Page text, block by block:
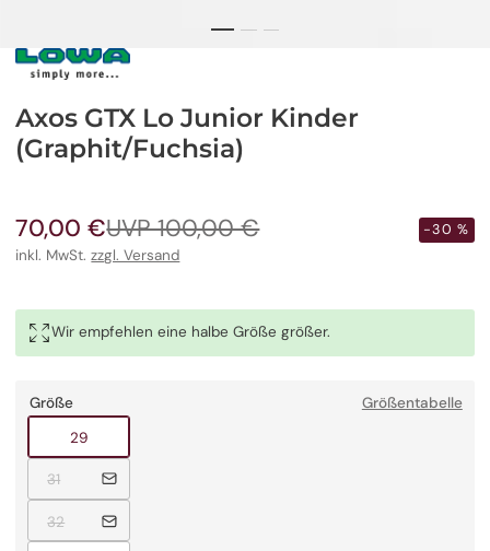
Axos GTX Lo Junior Kinder
(Graphit/Fuchsia)
Verkaufspreis
70,00 €
Regulärer
Preis
UVP 100,00 € -30 %
inkl. MwSt.zzgl. Versand
Wir empfehlen eine halbe Größe größer.
Größe
Größentabelle
29Ausverkauft
31Ausverkauft
32Ausverkauft